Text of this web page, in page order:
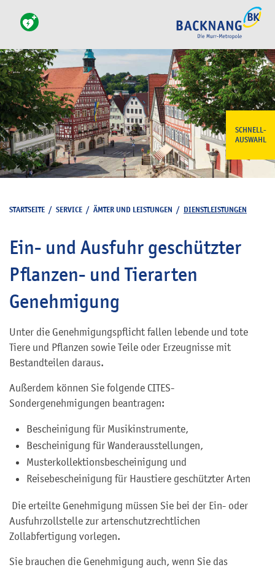
SCHNELL-
AUSWAHL
STARTSEITE / SERVICE / ÄMTER UND LEISTUNGEN / DIENSTLEISTUNGEN
Ein- und Ausfuhr geschützter
Pflanzen- und Tierarten
Genehmigung
Unter die Genehmigungspflicht fallen lebende und tote
Tiere und Pflanzen sowie Teile oder Erzeugnisse mit
Bestandteilen daraus.
Außerdem können Sie folgende CITES-
Sondergenehmigungen beantragen:
Bescheinigung für Musikinstrumente,
Bescheinigung für Wanderausstellungen,
Musterkollektionsbescheinigung und
Reisebescheinigung für Haustiere geschützter Arten
Die erteilte Genehmigung müssen Sie bei der Ein- oder
Ausfuhrzollstelle zur artenschutzrechtlichen
Zollabfertigung vorlegen.
Sie brauchen die Genehmigung auch, wenn Sie das